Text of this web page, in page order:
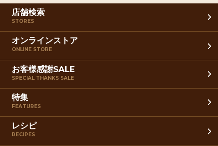
店舗検索
STORES
オンラインストア
ONLINE STORE
お客様感謝SALE
SPECIAL THANKS SALE
特集
FEATURES
レシピ
RECIPES